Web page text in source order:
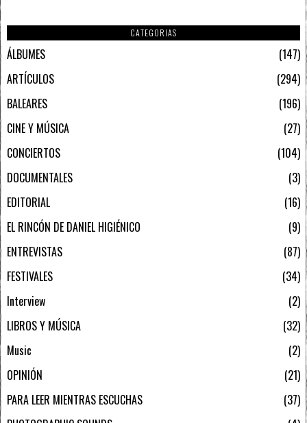
CATEGORIAS
ÁLBUMES
147
ARTÍCULOS
294
BALEARES
196
CINE Y MÚSICA
27
CONCIERTOS
104
DOCUMENTALES
3
EDITORIAL
16
EL RINCÓN DE DANIEL HIGIÉNICO
9
ENTREVISTAS
87
FESTIVALES
34
Interview
2
LIBROS Y MÚSICA
32
Music
2
OPINIÓN
21
PARA LEER MIENTRAS ESCUCHAS
37